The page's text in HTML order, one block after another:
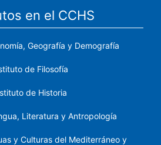
en el CCHS
Geografía y Demografía
de Filosofía
de Historia
Literatura y Antropología
y Culturas del Mediterráneo y